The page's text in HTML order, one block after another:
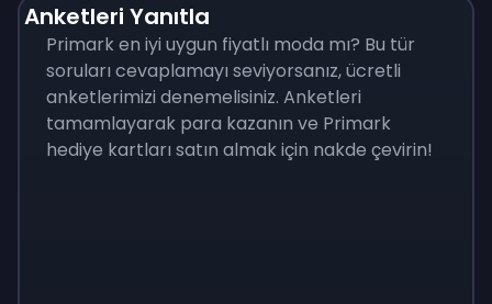
Anketleri Yanıtla
Primark en iyi uygun fiyatlı moda mı? Bu tür
soruları cevaplamayı seviyorsanız, ücretli
anketlerimizi denemelisiniz. Anketleri
tamamlayarak para kazanın ve Primark
hediye kartları satın almak için nakde çevirin!